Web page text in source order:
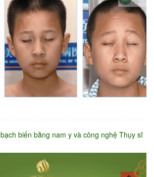
Phục hồi vùng da bị bạch biến bằng nam y và công nghệ Thụy sĩ